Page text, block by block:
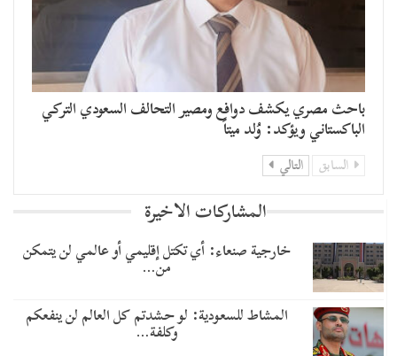
باحث مصري يكشف دوافع ومصير التحالف السعودي التركي
الباكستاني ويؤكد: وُلد ميتاً
السابق التالي
المشاركات الاخيرة
خارجية صنعاء: أي تكتل إقليمي أو عالمي لن يتمكن
من…
المشاط للسعودية: لو حشدتم كل العالم لن ينفعكم
وكلفة…